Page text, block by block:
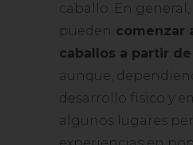
caballo. En
pueden comenzar
caballos a partir
aunque,
desarrollo físico y
algunos lugares